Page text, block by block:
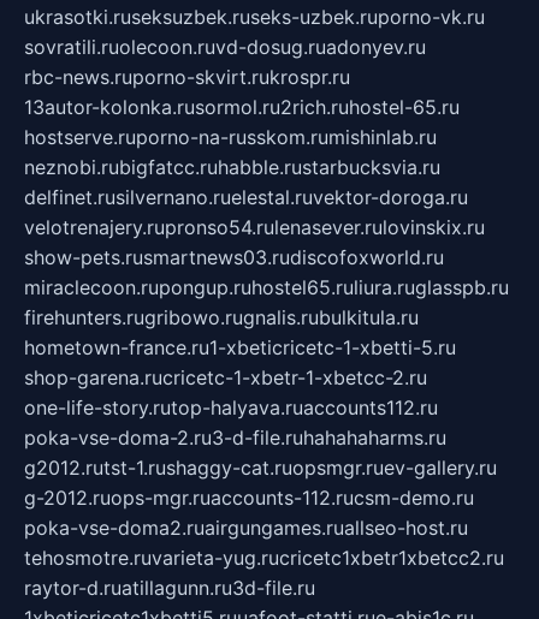
ukrasotki.ruseksuzbek.ruseks-uzbek.ruporno-vk.ru
sovratili.ruolecoon.ruvd-dosug.ruadonyev.ru
rbc-news.ruporno-skvirt.rukrospr.ru
13autor-kolonka.rusormol.ru2rich.ruhostel-65.ru
hostserve.ruporno-na-russkom.rumishinlab.ru
neznobi.rubigfatcc.ruhabble.rustarbucksvia.ru
delfinet.rusilvernano.ruelestal.ruvektor-doroga.ru
velotrenajery.rupronso54.rulenasever.rulovinskix.ru
show-pets.rusmartnews03.rudiscofoxworld.ru
miraclecoon.rupongup.ruhostel65.ruliura.ruglasspb.ru
firehunters.rugribowo.rugnalis.rubulkitula.ru
hometown-france.ru1-xbeticricetc-1-xbetti-5.ru
shop-garena.rucricetc-1-xbetr-1-xbetcc-2.ru
one-life-story.rutop-halyava.ruaccounts112.ru
poka-vse-doma-2.ru3-d-file.ruhahahaharms.ru
g2012.rutst-1.rushaggy-cat.ruopsmgr.ruev-gallery.ru
g-2012.ruops-mgr.ruaccounts-112.rucsm-demo.ru
poka-vse-doma2.ruairgungames.ruallseo-host.ru
tehosmotre.ruvarieta-yug.rucricetc1xbetr1xbetcc2.ru
raytor-d.ruatillagunn.ru3d-file.ru